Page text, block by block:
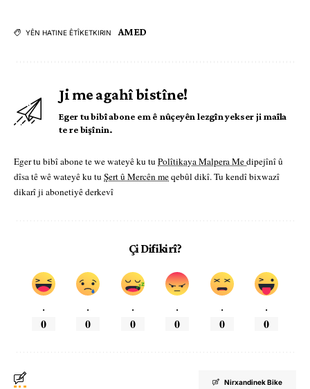
YÊN HATINE ÊTÎKETKIRIN AMED
Ji me agahî bistîne!
Eger tu bibî abone em ê nûçeyên lezgîn yekser ji maîla
te re bişînin.
Eger tu bibî abone te we wateyê ku tu Polîtikaya Malpera Medipejînî û
dîsa tê wê wateyê ku tu Şert û Mercên meqebûl dikî. Tu kendî bixwazî
dikarî ji abonetiyê derkevî
Çi Difikirî?
.
0
.
0
.
0
.
0
.
0
.
0
Nirxandinek Bike